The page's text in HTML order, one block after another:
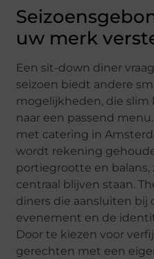
uw merk
Een sit-down diner
seizoen biedt andere
mogelijkheden, die
naar een passend
met catering in
wordt rekening
portiegrootte en
centraal blijven staan.
diners die aansluiten bij
evenement en de
Door te kiezen voor
gerechten met een